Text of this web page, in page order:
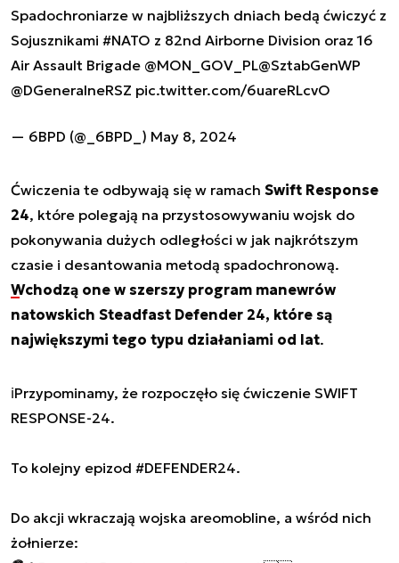
Spadochroniarze w najbliższych dniach bedą ćwiczyć z
Sojusznikami #NATO z 82nd Airborne Division oraz 16
Air Assault Brigade @MON_GOV_PL@SztabGenWP
@DGeneralneRSZ pic.twitter.com/6uareRLcvO
— 6BPD (@_6BPD_) May 8, 2024
Ćwiczenia te odbywają się w ramach Swift Response
24, które polegają na przystosowywaniu wojsk do
pokonywania dużych odległości w jak najkrótszym
czasie i desantowania metodą spadochronową.
Wchodzą one w szerszy program manewrów
natowskich Steadfast Defender 24, które są
największymi tego typu działaniami od lat.
ℹ️Przypominamy, że rozpoczęło się ćwiczenie SWIFT
RESPONSE-24.
To kolejny epizod #DEFENDER24.
Do akcji wkraczają wojska areomobline, a wśród nich
żołnierze: